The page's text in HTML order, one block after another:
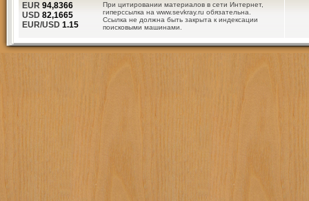
При цитировании материалов в сети Интернет,
гиперссылка на www.sevkray.ru обязательна.
Ссылка не должна быть закрыта к индексации
поисковыми машинами.
EUR 94,8366
USD 82,1665
EUR/USD 1.15